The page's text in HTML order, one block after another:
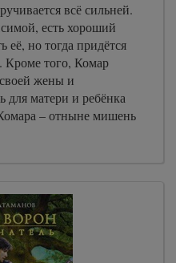
всё сильней.
есть хороший
её, но тогда придётся
Кроме того, Комар
жены и
для матери и ребёнка
– отныне мишень